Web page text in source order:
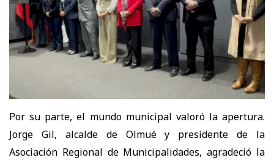
Por su parte, el mundo municipal valoró la apertura.
Jorge Gil, alcalde de Olmué y presidente de la
Asociación Regional de Municipalidades, agradeció la